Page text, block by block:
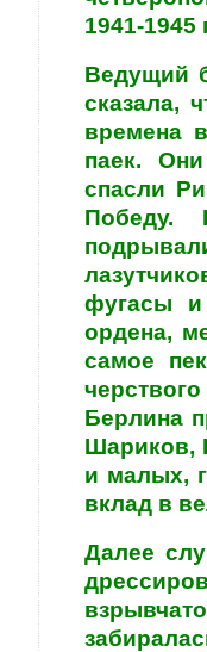
1941-1945
Ведущий
сказала,
времена
паек.
спасли
Победу.
фугасы
ордена,
самое
Берлина
Шариков,
и малых,
вклад в
Далее